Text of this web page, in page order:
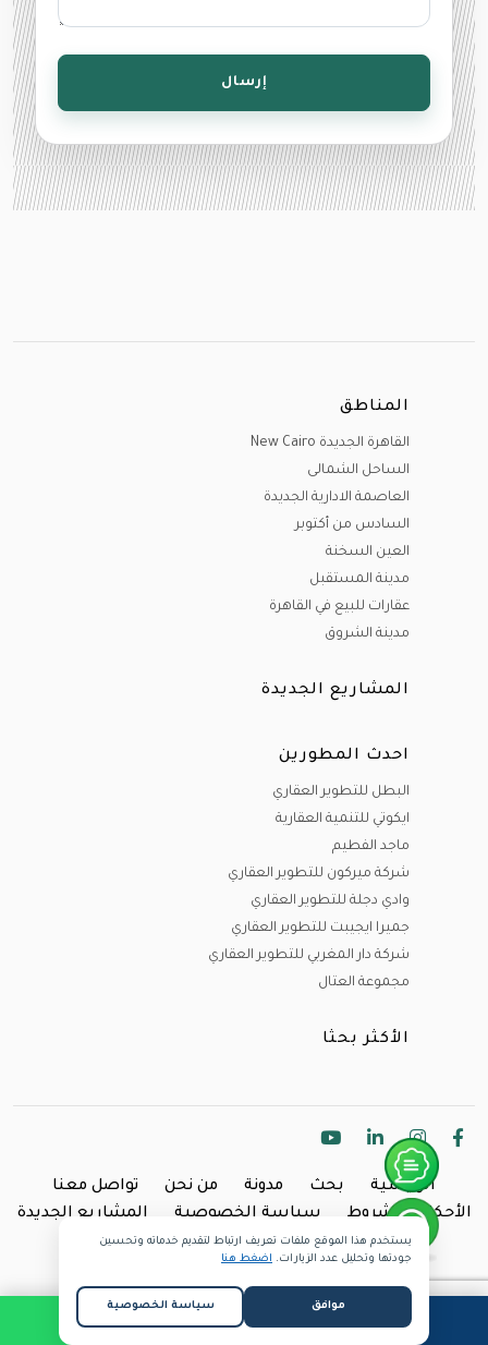
إرسال
المناطق
القاهرة الجديدة New Cairo
الساحل الشمالى
العاصمة الادارية الجديدة
السادس من أكتوبر
العين السخنة
مدينة المستقبل
عقارات للبيع في القاهرة
مدينة الشروق
المشاريع الجديدة
احدث المطورين
البطل للتطوير العقاري
ايكوتي للتنمية العقارية
ماجد الفطيم
شركة ميركون للتطوير العقاري
وادي دجلة للتطوير العقاري
جميرا ايجيبت للتطوير العقاري
شركة دار المغربي للتطوير العقاري
مجموعة العتال
الأكثر بحثا
الرئيسية بحث مدونة من نحن
تواصل معنا
الأحكام والشروط
سياسة الخصوصية المشاريع الجديدة
Copyright @2024 Inland.
يستخدم هذا الموقع ملفات تعريف ارتباط لتقديم خدماته وتحسين
جودتها وتحليل عدد الزيارات. اضغط هنا
موافق سياسة الخصوصية